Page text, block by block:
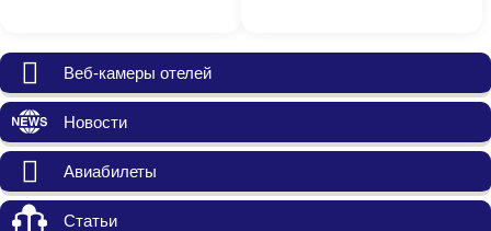
Веб-камеры отелей
Новости
Авиабилеты
Статьи